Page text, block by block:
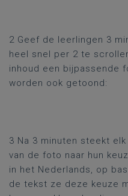
2 Geef de leerlingen 3
heel snel per 2 te
inhoud een bijpassende
worden ook getoond:
3 Na 3 minuten steekt
van de foto naar hun
in het Nederlands, op
de tekst ze deze keuze